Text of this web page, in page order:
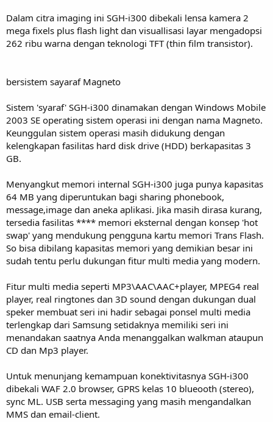
Dalam citra imaging ini SGH-i300 dibekali lensa kamera 2
mega fixels plus flash light dan visuallisasi layar mengadopsi
262 ribu warna dengan teknologi TFT (thin film transistor).
bersistem sayaraf Magneto
Sistem 'syaraf' SGH-i300 dinamakan dengan Windows Mobile
2003 SE operating sistem operasi ini dengan nama Magneto.
Keunggulan sistem operasi masih didukung dengan
kelengkapan fasilitas hard disk drive (HDD) berkapasitas 3
GB.
Menyangkut memori internal SGH-i300 juga punya kapasitas
64 MB yang diperuntukan bagi sharing phonebook,
message,image dan aneka aplikasi. Jika masih dirasa kurang,
tersedia fasilitas **** memori eksternal dengan konsep 'hot
swap' yang mendukung pengguna kartu memori Trans Flash.
So bisa dibilang kapasitas memori yang demikian besar ini
sudah tentu perlu dukungan fitur multi media yang modern.
Fitur multi media seperti MP3\AAC\AAC+player, MPEG4 real
player, real ringtones dan 3D sound dengan dukungan dual
speker membuat seri ini hadir sebagai ponsel multi media
terlengkap dari Samsung setidaknya memiliki seri ini
menandakan saatnya Anda menanggalkan walkman ataupun
CD dan Mp3 player.
Untuk menunjang kemampuan konektivitasnya SGH-i300
dibekali WAF 2.0 browser, GPRS kelas 10 blueooth (stereo),
sync ML. USB serta messaging yang masih mengandalkan
MMS dan email-client.